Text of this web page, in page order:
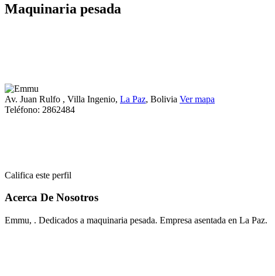
Maquinaria pesada
Av. Juan Rulfo , Villa Ingenio, La Paz, Bolivia Ver mapa
Teléfono: 2862484
Califica este perfil
Acerca De Nosotros
Emmu, . Dedicados a maquinaria pesada. Empresa asentada en La Paz.